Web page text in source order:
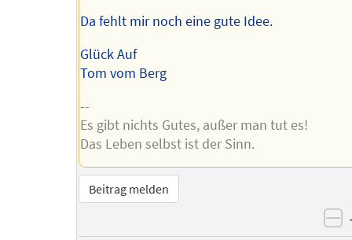
Da fehlt mir noch eine gute Idee.
Glück Auf
Tom vom Berg
--
Es gibt nichts Gutes, außer man tut es!
Das Leben selbst ist der Sinn.
Beitrag melden